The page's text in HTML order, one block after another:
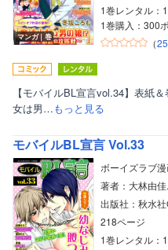
マンガ｜巻
1巻レンタル：
1巻購入：300
（25
【モバイルBL宣言vol.34】表紙
女は男…もっと見る
モバイルBL宣言 Vol.33
ボーイズラブ
著者：大林由
出版社：秋水社
218ページ
1巻レンタル：